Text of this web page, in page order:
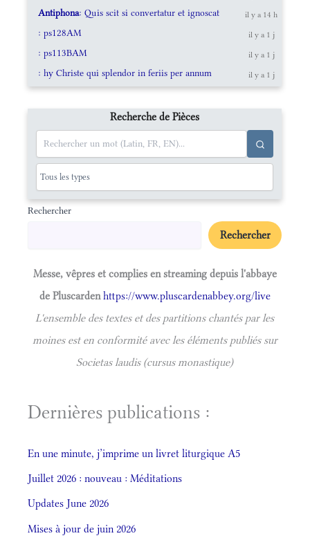
Antiphona: Quis scit si convertatur et ignoscat il y a 14 h
: ps128AM il y a 1 j
: ps113BAM il y a 1 j
: hy Christe qui splendor in feriis per annum il y a 1 j
Recherche de Pièces
Rechercher
Rechercher
Messe, vêpres et complies en streaming depuis l'abbaye
de Pluscardenhttps://www.pluscardenabbey.org/live
L'ensemble des textes et des partitions chantés par les
moines est en conformité avec les éléments publiés sur
Societas laudis (cursus monastique)
Dernières publications :
En une minute, j’imprime un livret liturgique A5
Juillet 2026 : nouveau : Méditations
Updates June 2026
Mises à jour de juin 2026